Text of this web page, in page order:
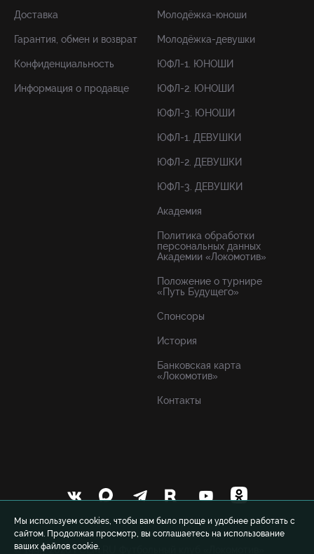
Мы используем cookies, чтобы вам было проще и удобнее работать с
сайтом. Продолжая просмотр, вы соглашаетесь на использование
ваших файлов cookie.
Доставка
Гарантия, обмен и возврат
Конфиденциальность
Информация о продавце
Молодёжка-юноши
Молодёжка-девушки
ЮФЛ-1. ЮНОШИ
ЮФЛ-2. ЮНОШИ
ЮФЛ-3. ЮНОШИ
ЮФЛ-1. ДЕВУШКИ
ЮФЛ-2. ДЕВУШКИ
ЮФЛ-3. ДЕВУШКИ
Академия
Политика обработки
персональных данных
Академии «Локомотив»
Положение о турнире
«Путь Будущего»
Спонсоры
История
Банковская карта
«Локомотив»
Контакты
© 1999-2026 FCLM.RU Футбольный клуб «Локомотив»